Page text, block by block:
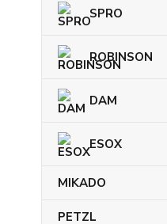
SPRO
ROBINSON
DAM
ESOX
MIKADO
PETZL